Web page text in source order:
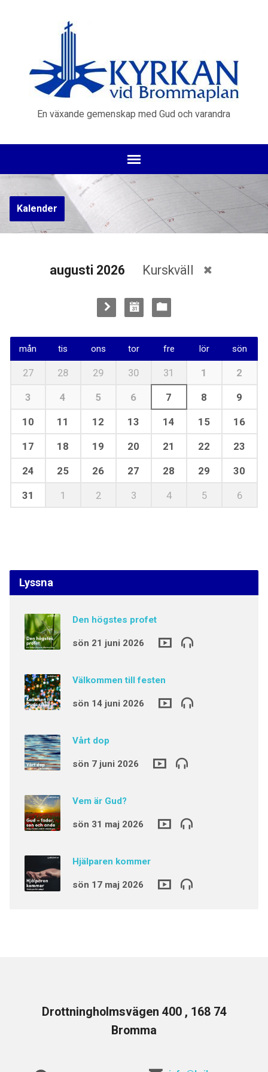
En växande gemenskap med Gud och varandra
Kalender
augusti 2026 Kurskväll
mån tis ons tor fre lör sön
27 28 29 30 31 1 2
3 4 5 6 7 8 9
10 11 12 13 14 15 16
17 18 19 20 21 22 23
24 25 26 27 28 29 30
31 1 2 3 4 5 6
Lyssna
Den högstes profet
sön 21 juni 2026
Välkommen till festen
sön 14 juni 2026
Vårt dop
sön 7 juni 2026
Vem är Gud?
sön 31 maj 2026
Hjälparen kommer
sön 17 maj 2026
Drottningholmsvägen 400 , 168 74
Bromma